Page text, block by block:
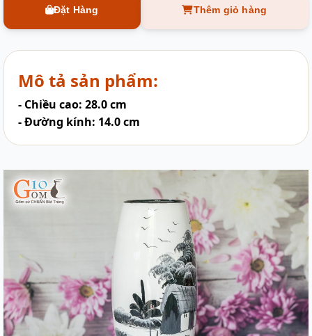
Đặt Hàng Thêm giỏ hàng
Mô tả sản phẩm:
- Chiều cao: 28.0 cm
- Đường kính: 14.0 cm